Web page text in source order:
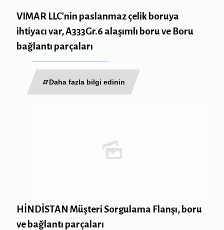
VIMAR LLC'nin paslanmaz çelik boruya
ihtiyacı var, A333Gr.6 alaşımlı boru ve Boru
bağlantı parçaları
Daha fazla bilgi edinin
HİNDİSTAN Müşteri Sorgulama Flanşı, boru
ve bağlantı parçaları